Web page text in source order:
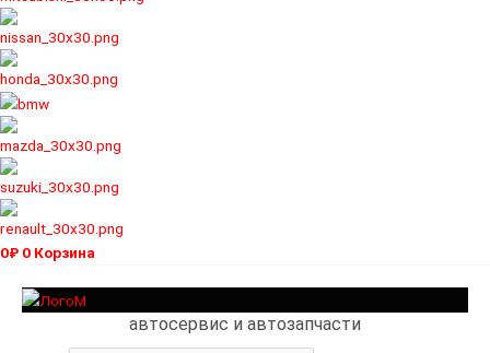
0₽ 0 Корзина
автосервис и автозапчасти